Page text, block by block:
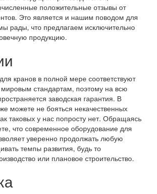
положительные отзывы от
Это является и нашим поводом для
рады, что предлагаем исключительно
продукцию.
кранов в полной мере соответствуют
стандартам, поэтому на всю
заводская гарантия. В
можете не бояться некачественных
таковых у нас попросту нет. Обращаясь
что современное оборудование для
уверенно продолжать любую
темпы развития, будь то
или плановое строительство.